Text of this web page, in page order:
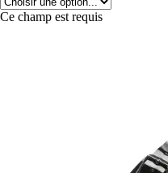
Ce champ est requis